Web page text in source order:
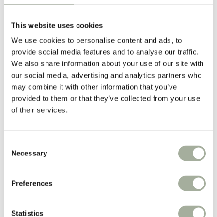
This website uses cookies
We use cookies to personalise content and ads, to
provide social media features and to analyse our traffic.
We also share information about your use of our site with
our social media, advertising and analytics partners who
may combine it with other information that you’ve
provided to them or that they’ve collected from your use
of their services.
Selection
Necessary
Preferences
Statistics
Populaire merken:
Advantage
Advantix®
Milbemax
PUUR
Ropa
Belgavet
Iedere week
Zorgadvies